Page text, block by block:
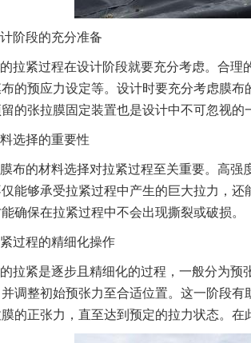
阶段的充分准备
拉紧过程在设计阶段就要充分考虑。合
的预应力设定等。设计时要充分考虑膜
的张拉膜固定装置也是设计中不可忽视的
选择的重要性
布的材料选择对拉紧过程至关重要。高
能够承受拉紧过程中产生的巨大拉力，
确保在拉紧过程中不会出现撕裂或破损。
过程的精细化操作
拉紧是逐步且精细化的过程，一般分为
调整初始预张力至合适位置。这一阶段
的正张力，直至达到预定的拉力状态。在